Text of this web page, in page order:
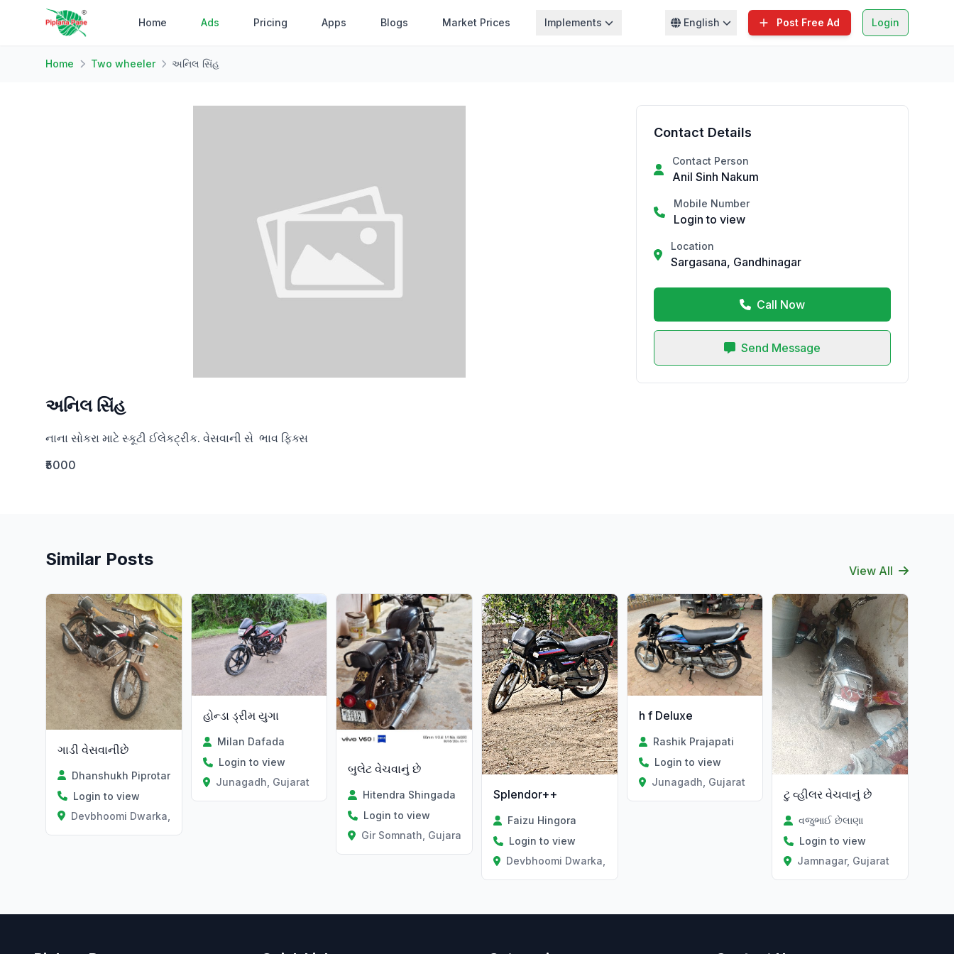
Home Ads Pricing Apps Blogs Market Prices Implements English Post Free Ad Login
Home Two wheeler અનિલ સિંહ
અનિલ સિંહ
નાના સોકરા માટે સ્કૂટી ઈલેકટ્રીક. વેસવાની સે  ભાવ ફિક્સ
₹5000
Contact Details
Contact Person
Anil Sinh Nakum
Mobile Number
Login to view
Location
Sargasana, Gandhinagar
Call Now
Send Message
Similar Posts
View All
ગાડી વેસવાનીછે
Dhanshukh Piprotar
Login to view
Devbhoomi Dwarka, Gujarat
હોન્ડા ડ્રીમ યુગા
Milan Dafada
Login to view
Junagadh, Gujarat
બુલેટ વેચવાનું છે
Hitendra Shingada
Login to view
Gir Somnath, Gujarat
Splendor++
Faizu Hingora
Login to view
Devbhoomi Dwarka, Gujarat
h f Deluxe
Rashik Prajapati
Login to view
Junagadh, Gujarat
ટુ વ્હીલર વેચવાનું છે
વજુભાઈ છેલાણા
Login to view
Jamnagar, Gujarat